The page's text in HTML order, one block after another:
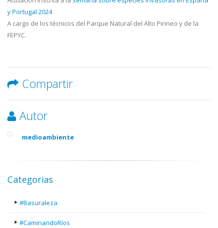
y Portugal 2024
A cargo de los técnicos del Parque Natural del Alto Pirineo y de la
FEPYC.
Compartir
Autor
medioambiente
Categorias
#Basuraleza
#CaminandoRíos